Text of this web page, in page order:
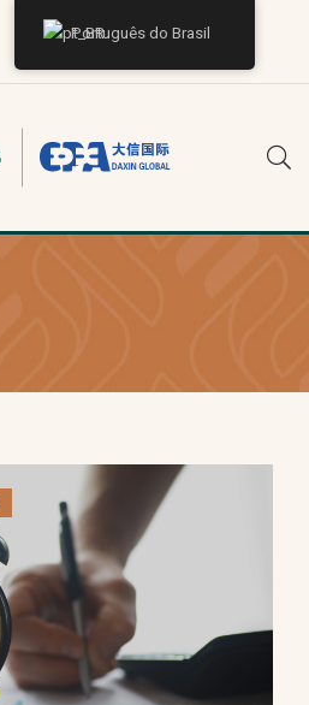
Português do Brasil